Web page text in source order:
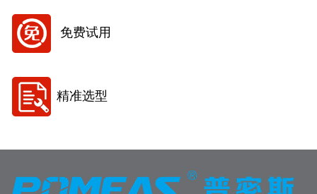
免费试用
精准选型